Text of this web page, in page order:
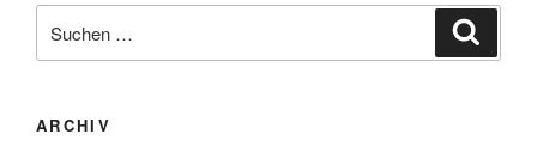
nach:
ARCHIV